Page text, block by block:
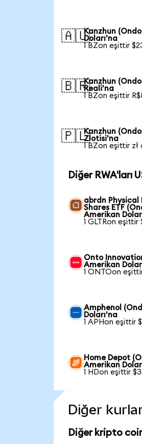
🇦🇺Kanzhun
Doları'na
1 BZon eşittir
🇧🇷Kanzhun
Reali'na
1 BZon eşittir
🇵🇱Kanzhun
Zlotisi'na
1 BZon eşittir zł
Diğer RWA'ları
abrdn Physical
Shares ETF
Amerikan
1 GLTRon eşittir
Onto
Amerikan
1 ONTOon
Amphenol
Doları'na
1 APHon eşittir
Home Depot
Amerikan
1 HDon eşittir
Diğer
Diğer kripto